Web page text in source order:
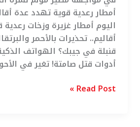
أمطار رعدية قوية تهدد عدة
اليوم أمطار غزيرة وزخات
أقاليم.. تحذيرات بالأحمر
قنبلة في جيبك؟ الهواتف
أدوات قتل صامتة! تغير في
Read Post »